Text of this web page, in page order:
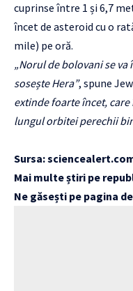
cuprinse între 1 și 6,7
încet de asteroid cu o
mile) pe oră.
„Norul de bolovani se
sosește Hera”, spune
extinde foarte încet,
lungul orbitei perechii
Sursa:
Mai multe știri pe
Ne găsești pe pagina